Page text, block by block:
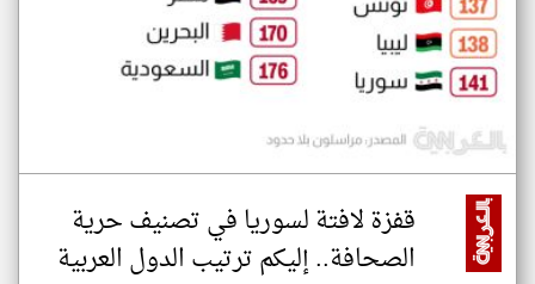
قفزة لافتة لسوريا في تصنيف حرية
الصحافة.. إليكم ترتيب الدول العربية